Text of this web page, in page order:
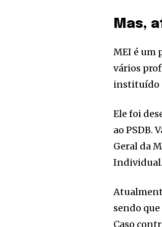
Mas,
MEI é um
vários
instituído
Ele foi
ao PSDB.
Geral da
Individual.
sendo
Caso